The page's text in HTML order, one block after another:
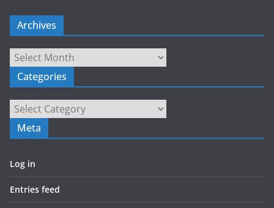
Archives
Archives
Categories
Categories
Meta
Log in
Entries feed